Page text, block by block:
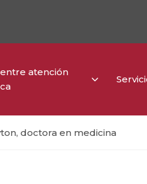
atención
doctora en medicina